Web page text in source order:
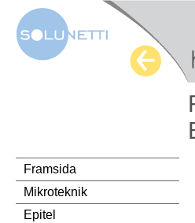
Framsida
Mikroteknik
Epitel